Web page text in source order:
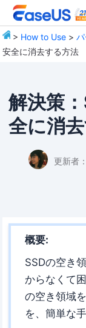
> How to Use >
安全に消去する方法
解決策
全に消
更新者：
概要:
SSDの空き
からなくて
の空き領域
を、簡単な